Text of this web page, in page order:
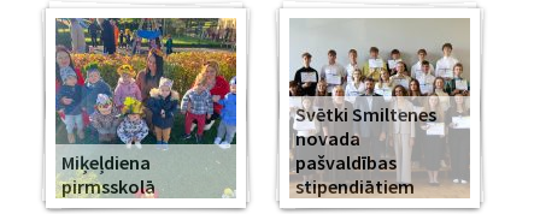
Miķeļdiena
pirmsskolā
Svētki Smiltenes
novada
pašvaldības
stipendiātiem